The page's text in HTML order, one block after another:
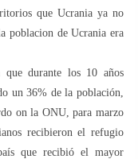
que Ucrania ya no
poblacion de Ucrania era
que durante los 10 años
un 36% de la población,
on la ONU, para marzo
recibieron el refugio
que recibió el mayor